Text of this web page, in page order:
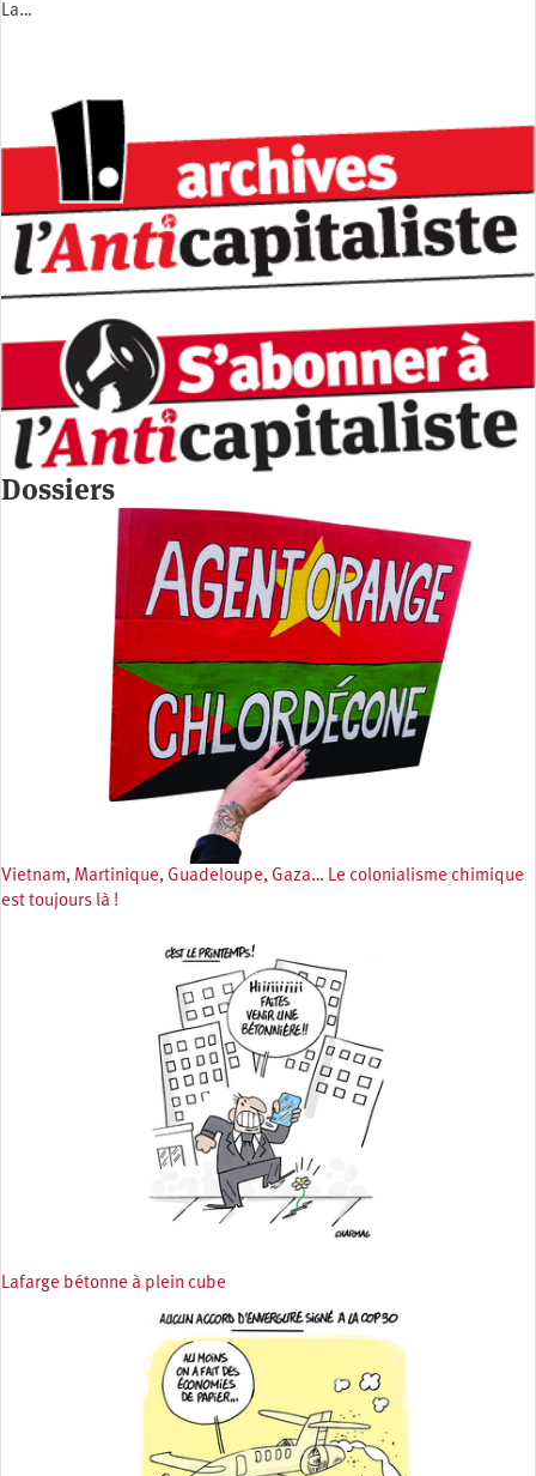
La…
Dossiers
Vietnam, Martinique, Guadeloupe, Gaza… Le colonialisme chimique
est toujours là !
Lafarge bétonne à plein cube